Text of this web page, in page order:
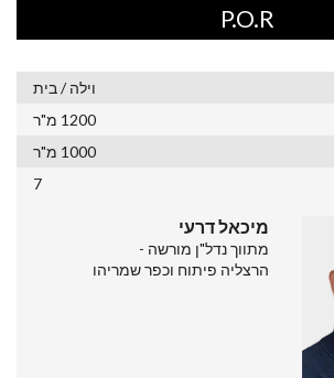
P.O.R
וילה / בית
1200 מ"ר
1000 מ"ר
7
מיכאל דרעי
מתווך נדל"ן מורשה -
הרצליה פיתוח וכפר שמריהו